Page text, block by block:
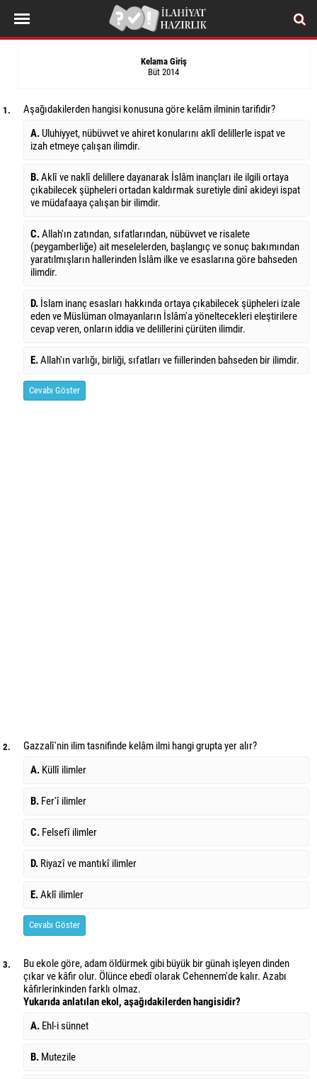
Kelama Giriş
Büt 2014
1.
Aşağıdakilerden hangisi konusuna göre kelâm ilminin tarifidir?
A. Uluhiyyet, nübüvvet ve ahiret konularını aklî delillerle ispat ve
izah etmeye çalışan ilimdir.
B.Aklî ve naklî delillere dayanarak İslâm inançları ile ilgili ortaya
çıkabilecek şüpheleri ortadan kaldırmak suretiyle dinî akideyi ispat
ve müdafaaya çalışan bir ilimdir.
C.Allah'ın zatından, sıfatlarından, nübüvvet ve risalete
(peygamberliğe) ait meselelerden, başlangıç ve sonuç bakımından
yaratılmışların hallerinden İslâm ilke ve esaslarına göre bahseden
ilimdir.
D. İslam inanç esasları hakkında ortaya çıkabilecek şüpheleri izale
eden ve Müslüman olmayanların İslâm'a yöneltecekleri eleştirilere
cevap veren, onların iddia ve delillerini çürüten ilimdir.
E.Allah'ın varlığı, birliği, sıfatları ve fiillerinden bahseden bir ilimdir.
Cevabı Göster
2.
Gazzalî'nin ilim tasnifinde kelâm ilmi hangi grupta yer alır?
A. Küllî ilimler
B. Fer'î ilimler
C. Felsefî ilimler
D. Riyazî ve mantıkî ilimler
E.Aklî ilimler
Cevabı Göster
3.
Bu ekole göre, adam öldürmek gibi büyük bir günah işleyen dinden
çıkar ve kâfir olur. Ölünce ebedî olarak Cehennem'de kalır. Azabı
kâfirlerinkinden farklı olmaz.
Yukarıda anlatılan ekol, aşağıdakilerden hangisidir?
A. Ehl-i sünnet
B. Mutezile